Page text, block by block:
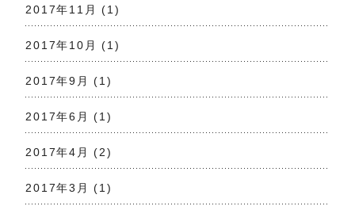
2017年11月 (1)
2017年10月 (1)
2017年9月 (1)
2017年6月 (1)
2017年4月 (2)
2017年3月 (1)